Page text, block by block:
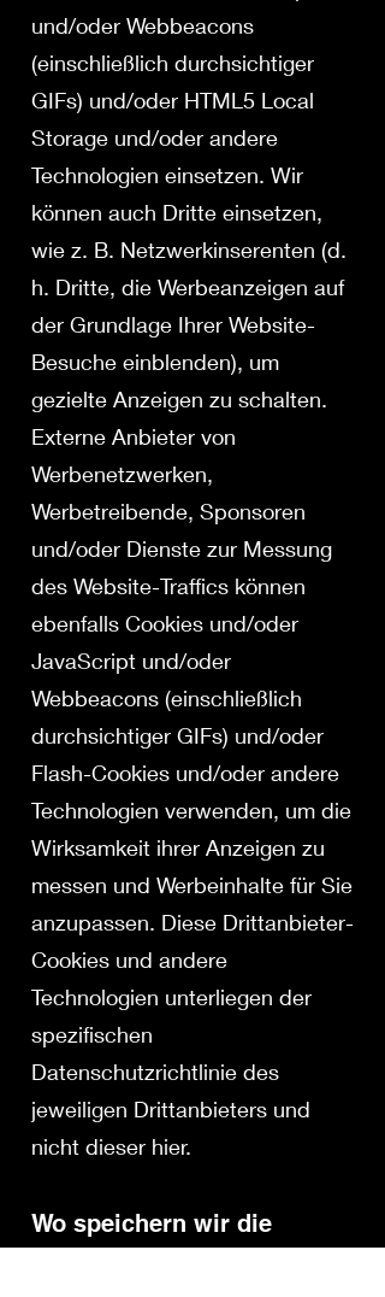
und/oder Webbeacons
(einschließlich durchsichtiger
GIFs) und/oder HTML5 Local
Storage und/oder andere
Technologien einsetzen. Wir
können auch Dritte einsetzen,
wie z. B. Netzwerkinserenten (d.
h. Dritte, die Werbeanzeigen auf
der Grundlage Ihrer Website-
Besuche einblenden), um
gezielte Anzeigen zu schalten.
Externe Anbieter von
Werbenetzwerken,
Werbetreibende, Sponsoren
und/oder Dienste zur Messung
des Website-Traffics können
ebenfalls Cookies und/oder
JavaScript und/oder
Webbeacons (einschließlich
durchsichtiger GIFs) und/oder
Flash-Cookies und/oder andere
Technologien verwenden, um die
Wirksamkeit ihrer Anzeigen zu
messen und Werbeinhalte für Sie
anzupassen. Diese Drittanbieter-
Cookies und andere
Technologien unterliegen der
spezifischen
Datenschutzrichtlinie des
jeweiligen Drittanbieters und
nicht dieser hier.
Wo speichern wir die